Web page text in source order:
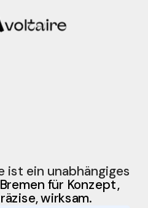
ist ein unabhängiges
für Konzept,
wirksam.